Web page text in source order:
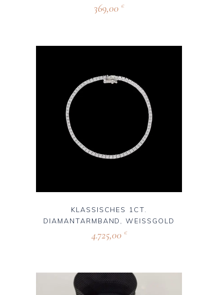
369,00 €
KLASSISCHES 1CT.
DIAMANTARMBAND, WEISSGOLD
4.725,00 €